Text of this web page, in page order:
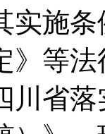
实施
》等
川省